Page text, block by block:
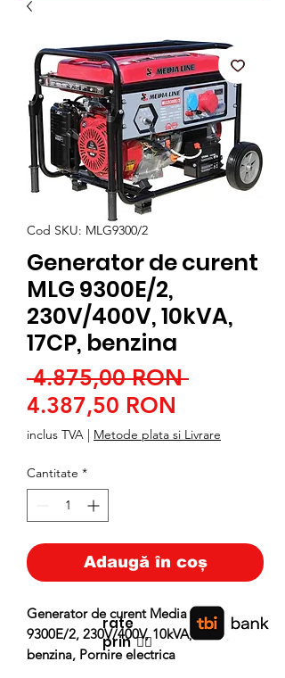
Cod SKU: MLG9300/2
Generator de curent
MLG 9300E/2,
230V/400V, 10kVA,
17CP, benzina
4.875,00 RON Preț
4.387,50 RON
redus
inclus TVA | Metode plata si Livrare
Cantitate *
Adaugă în coș
Generator de curent Media Line MLG
9300E/2, 230V/400V, 10kVA, 17CP,
benzina, Pornire electrica
rate
prin👉🏿